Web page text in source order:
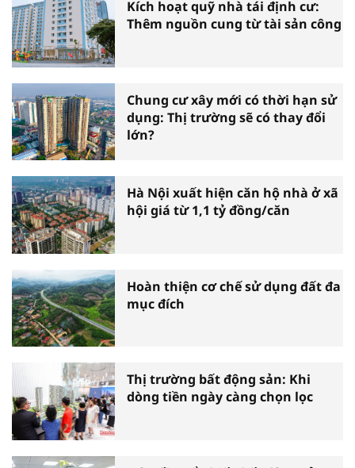
Kích hoạt quỹ nhà tái định cư:
Thêm nguồn cung từ tài sản công
Chung cư xây mới có thời hạn sử
dụng: Thị trường sẽ có thay đổi
lớn?
Hà Nội xuất hiện căn hộ nhà ở xã
hội giá từ 1,1 tỷ đồng/căn
Hoàn thiện cơ chế sử dụng đất đa
mục đích
Thị trường bất động sản: Khi
dòng tiền ngày càng chọn lọc